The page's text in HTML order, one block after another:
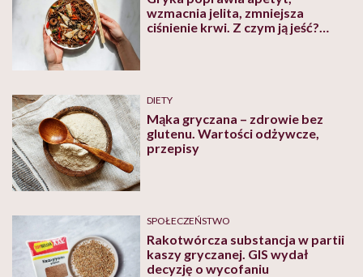
wzmacnia jelita, zmniejsza
ciśnienie krwi. Z czym ją jeść?
DIETY
Mąka gryczana – zdrowie bez
glutenu. Wartości odżywcze,
przepisy
SPOŁECZEŃSTWO
Rakotwórcza substancja w partii
kaszy gryczanej. GIS wydał
decyzję o wycofaniu